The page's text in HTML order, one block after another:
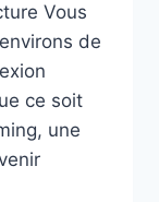
Vous
de
ce soit
une